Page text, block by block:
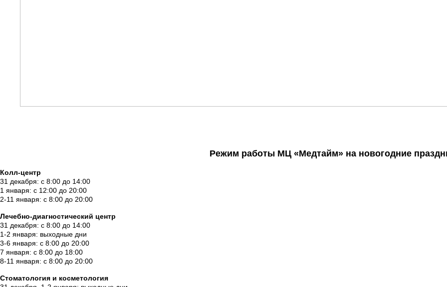
Режим работы МЦ «Медтайм» на новогодние
Колл-центр
31 декабря: с 8:00 до 14:00
1 января: с 12:00 до 20:00
2-11 января: с 8:00 до 20:00
Лечебно-диагностический центр
31 декабря: с 8:00 до 14:00
1-2 января: выходные дни
3-6 января: с 8:00 до 20:00
7 января: с 8:00 до 18:00
8-11 января: с 8:00 до 20:00
Стоматология и косметология